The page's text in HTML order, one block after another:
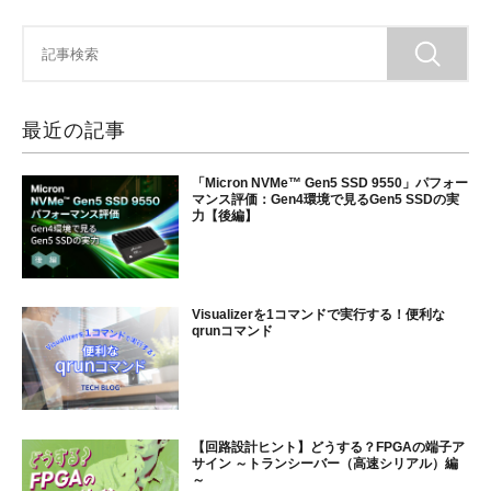
最近の記事
「Micron NVMe™ Gen5 SSD 9550」パフォー
マンス評価：Gen4環境で見るGen5 SSDの実
力【後編】
Visualizerを1コマンドで実行する！便利な
qrunコマンド
【回路設計ヒント】どうする？FPGAの端子ア
サイン ～トランシーバー（高速シリアル）編
～